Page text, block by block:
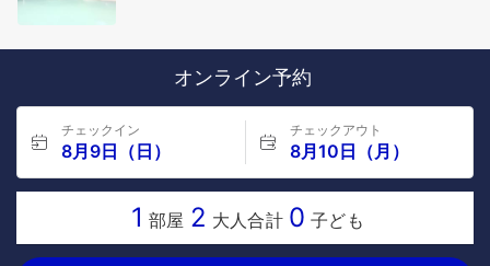
オンライン予約
チェックイン
8月9日（日）
チェックアウト
8月10日（月）
1 部屋 2 大人合計 0 子ども